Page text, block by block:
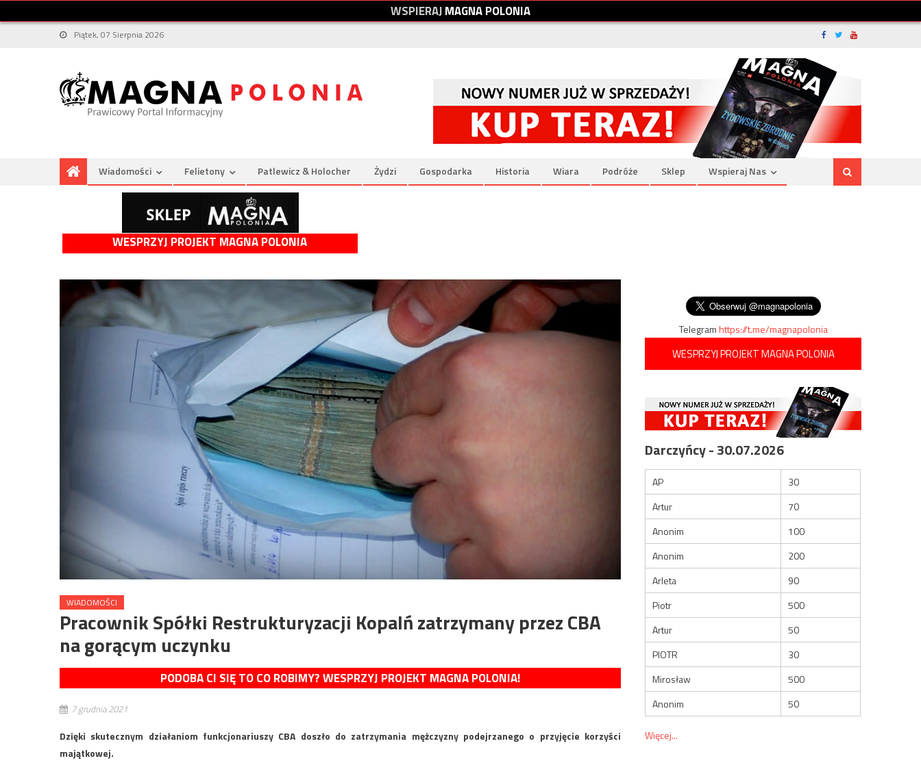
WSPIERAJMAGNAPOLONIA
Piątek, 07 Sierpnia 2026
Wiadomości Felietony Patlewicz & Holocher Żydzi Gospodarka Historia Wiara Podróże Sklep Wspieraj Nas
WESPRZYJ PROJEKT MAGNA POLONIA
WIADOMOŚCI
Pracownik Spółki Restrukturyzacji Kopalń zatrzymany przez CBA
na gorącym uczynku
PODOBA CI SIĘ TO CO ROBIMY? WESPRZYJ PROJEKT MAGNA POLONIA!
7 grudnia 2021
Dzięki skutecznym działaniom funkcjonariuszy CBA doszło do zatrzymania mężczyzny podejrzanego o przyjęcie korzyści
majątkowej.
Telegramhttps://t.me/magnapolonia
WESPRZYJ PROJEKT MAGNA POLONIA
Darczyńcy - 30.07.2026
AP
30
Artur
70
Anonim
100
Anonim
200
Arleta
90
Piotr
500
Artur
50
PIOTR
30
Mirosław
500
Anonim
50
Więcej...